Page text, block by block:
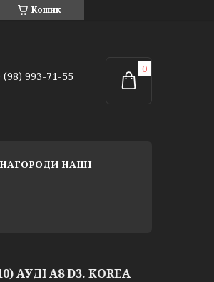
Кошик
(98) 993-71-55
НАГОРОДИ НАШІ
АУДІ А8 D3. KOREA